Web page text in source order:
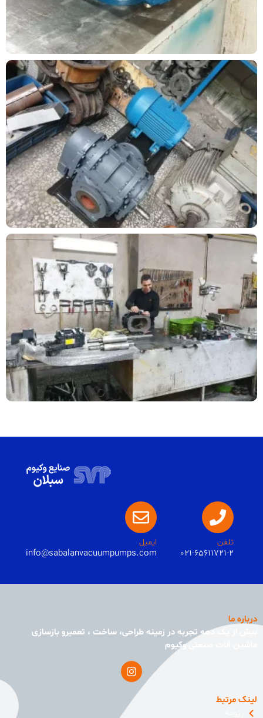
تلفن
021-65611721-2
ایمیل
info@sabalanvacuumpumps.com
درباره ما
بیش از یک دهه تجربه در زمینه طراحی، ساخت ، تعمیرو بازسازی
ماشین آلات صنعتی وکیوم
لینک مرتبط